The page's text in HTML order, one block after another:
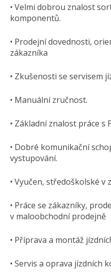
• Velmi dobrou znalost
komponentů.
• Prodejní dovednosti,
zákazníka
• Zkušenosti se servisem
• Manuální zručnost.
• Základní znalost práce s
• Dobré komunikační
vystupování.
• Vyučen, středoškolské v
• Práce se zákazníky,
v maloobchodní prodejně
• Příprava a montáž
• Servis a oprava jízdních